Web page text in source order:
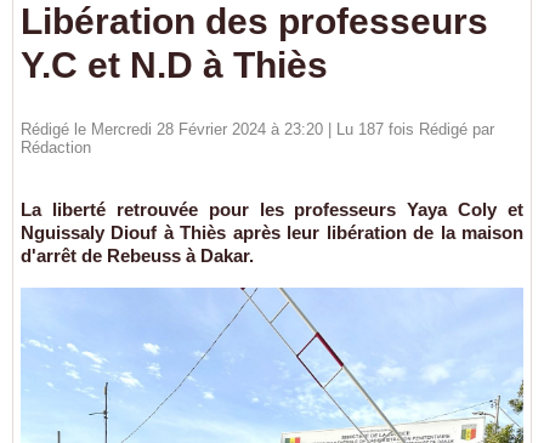
Libération des professeurs
Y.C et N.D à Thiès
Rédigé le Mercredi 28 Février 2024 à 23:20 | Lu 187 fois Rédigé par
Rédaction
La liberté retrouvée pour les professeurs Yaya Coly et
Nguissaly Diouf à Thiès après leur libération de la maison
d'arrêt de Rebeuss à Dakar.